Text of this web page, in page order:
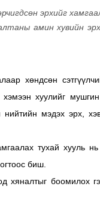
эрхийг
амин хувийн
хөндсөн
хуулийг
мэдэх эрх,
тухай хууль
биш.
боомилох